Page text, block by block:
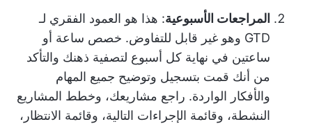
المراجعات الأسبوعية: هذا هو العمود الفقري لـ
GTD وهو غير قابل للتفاوض. خصص ساعة أو
ساعتين في نهاية كل أسبوع لتصفية ذهنك والتأكد
من أنك قمت بتسجيل وتوضيح جميع المهام
والأفكار الواردة. راجع مشاريعك، وخطط المشاريع
النشطة، وقائمة الإجراءات التالية، وقائمة الانتظار،